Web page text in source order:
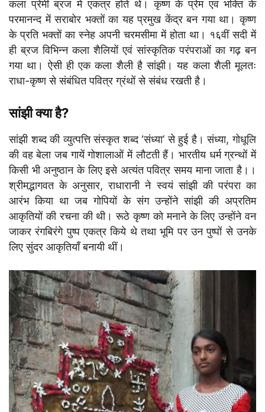
कला प्रेमी ब्रज में एकत्र होते थे। कृष्ण के प्रेम एवं भक्ति के
परमानन्द में सराबोर भक्तों का यह प्रमुख केंद्र बन गया था। कृष्ण
के प्रति भक्तों का स्नेह अपनी चरमसीमा में होता था। १६वीं सदी में
ही ब्रज विभिन्न कला शैलियों एवं सांस्कृतिक परंपराओं का गढ़ बन
गया था। ऐसी ही एक कला शैली है सांझी। यह कला शैली मूलतः
राधा-कृष्ण से संबंधित पवित्र ग्रंथों से संबंध रखती है।
सांझी क्या है?
सांझी शब्द की व्युत्पत्ति संस्कृत शब्द ‘संध्या’ से हुई है। संध्या, गोधूलि
की वह बेला जब गायें गोशालाओं में लौटती हैं। भारतीय धर्म ग्रन्थों में
किसी भी अनुष्ठान के लिए इसे अत्यंत पवित्र समय माना जाता है।।
श्रीमद्भागवत के अनुसार, राधारानी ने स्वयं सांझी की परंपरा का
आरंभ किया था जब गोपियों के संग उन्होंने सांझी की अप्रतिम
आकृतियों की रचना की थी। रूठे कृष्ण को मनाने के लिए उन्होंने वन
जाकर रंगबिरंगे पुष्प एकत्र किये थे तथा भूमि पर उन पुष्पों से उनके
लिए सुंदर आकृतियाँ बनायी थीं।